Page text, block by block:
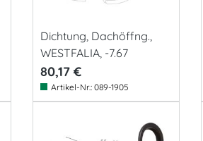
Dichtung, Dachöffng.,
WESTFALIA, -7.67
80,17 €
Artikel-Nr.: 089-1905